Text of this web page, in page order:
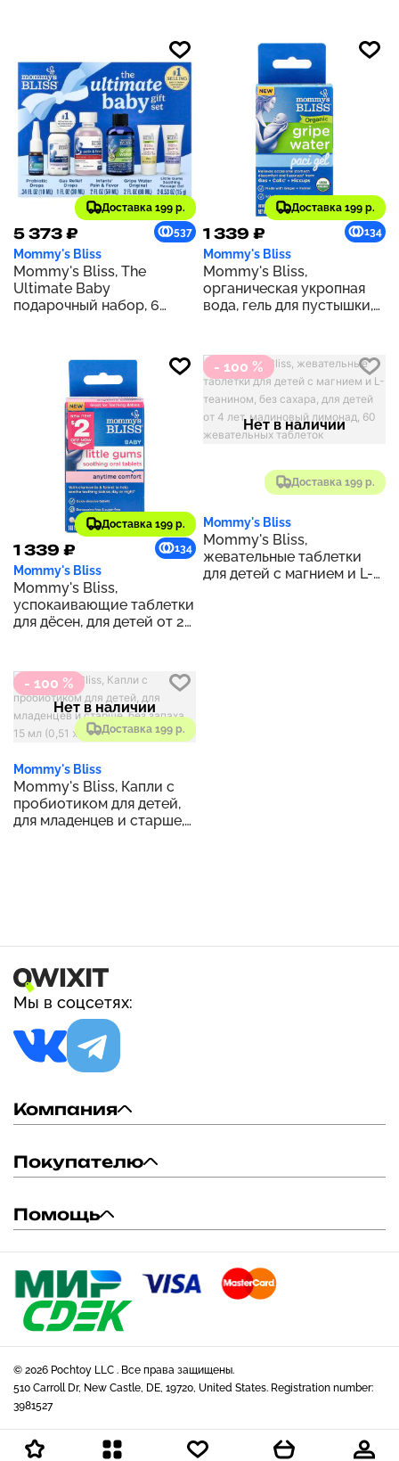
Доставка 199 р.
5 373 ₽ 537
Mommy's Bliss
Mommy's Bliss, The
Ultimate Baby
подарочный набор, 6
Доставка 199 р.
1 339 ₽ 134
Mommy's Bliss
Mommy's Bliss,
органическая укропная
вода, гель для пустышки,
Доставка 199 р.
1 339 ₽ 134
Mommy's Bliss
Mommy's Bliss,
успокаивающие таблетки
для дёсен, для детей от 2
- 100 %
Доставка 199 р.
Нет в наличии
Mommy's Bliss
Mommy's Bliss,
жевательные таблетки
для детей с магнием и L-
- 100 %
Доставка 199 р.
Нет в наличии
Mommy's Bliss
Mommy's Bliss, Капли с
пробиотиком для детей,
для младенцев и старше,
Мы в соцсетях:
Компания
Покупателю
Помощь
© 2026 Pochtoy LLC . Все права защищены.
510 Carroll Dr, New Castle, DE, 19720, United States. Registration number:
3981527